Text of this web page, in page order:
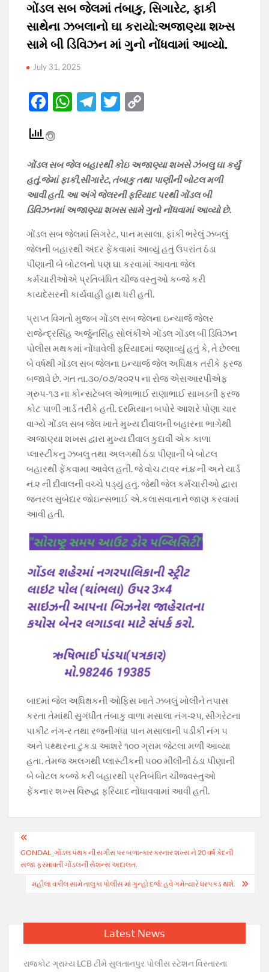
ગોંડલ સબ જેલમાં તંબાકુ, સિગારેટ, ફાકી
સાથેના ઝબલાનો ઘા કરાયો:અજાણ્યા શખ્સ
સામે બી ડિવિઝન માં ગુનો નોંધવામાં આવ્યો.
July 31, 2025
F
e
b
o
o
k
W
s
A
p
p
T
gr
a
m
T
er y
Li
n
k
ગોંડલ સબ જેલ બહારથી કોઇ અજાણ્યા શખસે ઝંબલુ ઘા કર્યું
હતું.જેમાં ફાકી,સીગારેટ, તંબાકુ તથા પાણીની બોટલ મળી
આવી હતી. આ અંગે જેલરની ફરિયાદ પરથી ગોંડલ બી
ડિવિઝનમાં અજાણ્યા શખસ સામે ગુનો નોંધવામાં આવ્યો છે.
ગોંડલ સબ જેલમાં સિગરેટ, પાન મસાલા, ફાંકી ભરેલું ઝબલું
જેલની બહારથી અંદર ફેંકવામાં આવ્યું હતું ઉપરાંત ઠંડા
પીણાની બે બોટલનો પણ ઘા કરવામાં આવતા જેલ
કર્મચારીઓએ પ્રતિબંધિત ચીજ વસ્તુઓ કબ્જે કરી
કાયદેસરની કાર્યવાહી હાથ ધરી હતી.
પ્રાપ્ત વિગતો મુજબ ગોંડલ સબ જેલના ઇન્ચાર્જ જેલર
રાજેન્દ્રસિંહ અર્જુનસિંહ સોલંકીએ ગોંડલ ગોંડલ બી ડિવિઝન
પોલીસ મથકમાં નોંધાવેલી ફરિયાદમાં જણાવ્યું હતું કે, તે છેલ્લા
બે વર્ષથી ગોંડલ સબ જેલના ઇન્ચાર્જ જેલ અધિક્ષક તરીકે ફરજ
બજાવે છે. ગત તા.૩૦/૦૭/૨૦૨૫ ના રોજ એસઆરપીએફ
ગ્રુપ-૧૩ ના કોન્સટેબલ એભાભાઈ રાણાભાઈ સાખડની ફરજ
કોટ પાળી ગાર્ડ તરીકે હતી. દરમિયાન બપોરે આશરે પોણા ચાર
વાગ્યે ગોંડલ સબ જેલ ખાતે મુખ્ય દીવાલની બહારના ભાગેથી
અજાણ્યા શખસ દ્વારા મુખ્ય દીવાલ કુદાવી એક કાળા
પ્લાસ્ટીકનુ ઝબલુ તથા અલગથી ઠંડા પીણાની બે બોટલ
બહારથી ફેંકવામા આવેલ હતી. જે વોચ ટાવર નં.૪ ની અને યાર્ડ
નં.૨ ની દીવાલની વચ્ચે પડ્યું હતું. જેથી જેલ કર્મચારીઓ દ્વારા
જનરલ સુબેદાર જોઇન્સભાઈ એ.કલાસવાનાને જાણ કરવામાં
આવી હતી.
બાદમાં જેલ અધિક્ષકની ઓફિસ ખાતે ઝબલું ખોલીને તપાસ
કરતા તેમાંથી સુગંધીત તંબાકુ વાળા મસાલા નંગ-૨૫, સીગરેટના
પાકીટ નંગ-ર તથા રજનીગંધા પાન મસાલાની પડીકી નંગ ૫
અને પથ્થરના ટુકડા આશરે ૧૦૦ ગ્રામ જેટલા મળી આવ્યા
હતા. તેમજ અલગથી પ્લાસ્ટીકની ૫૦૦ મીલીની ઠંડા પીણાની
બે બોટલ કબ્જે કરી બહારથી પ્રતિબંધિત ચીજવસ્તુઓ
ફેંકનાર શખ્સ વિરુદ્ધ ફરિયાદ નોંધાવવામાં આવી હતી.
Post
navigation
GONDAL_ગોંડલ પંથક ની સગીરા પર બળાત્કાર કરનાર શખ્સ ને 20 વર્ષ કેદની
સજા ફરમાવતી ગોંડલની સેશન્સ અદાલત.
મહીલા વકીલ સામે તાલુકા પોલીસ માં ગુન્હો દર્જ: હવે ગમેત્યારે ધરપકડ થશે.
Latest News
રાજકોટ ગ્રામ્ય LCB ટીમે સુલતાનપુર પોલીસ સ્ટેશન વિસ્તારના